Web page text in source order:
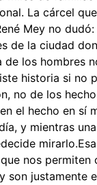
La cárcel
Mey no
de la ciudad
los hombres
historia si no
no de los
el hecho en sí
y mientras
nos permiten
justamente